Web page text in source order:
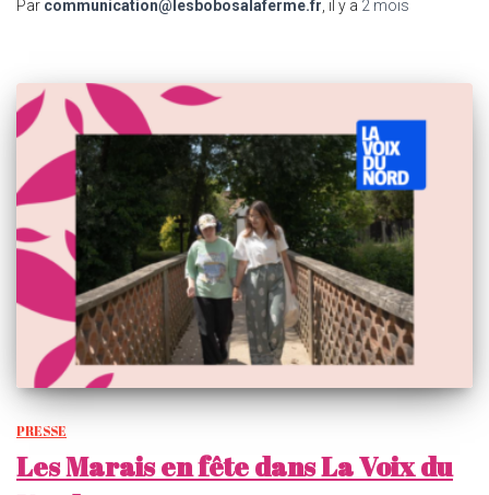
Par communication@lesbobosalaferme.fr, il y a 2 mois
PRESSE
Les Marais en fête dans La Voix du